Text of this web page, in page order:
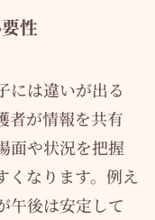
性
には違いが出る
者が情報を共有
面や状況を把握
くなります。例え
午後は安定して